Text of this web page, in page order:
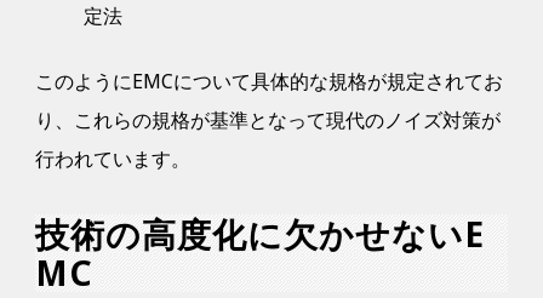
定法
このようにEMCについて具体的な規格が規定されてお
り、これらの規格が基準となって現代のノイズ対策が
行われています。
技術の高度化に欠かせないE
MC